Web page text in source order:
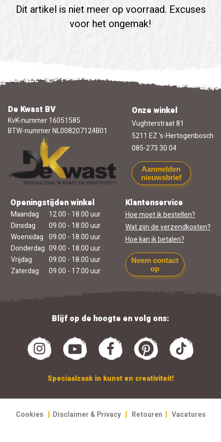
Dit artikel is niet meer op voorraad. Excuses
voor het ongemak!
De Kwast BV
KvK-nummer 16051585
BTW-nummer NL008207124B01
Onze winkel
Vughterstraat 81
5211 EZ 's-Hertogenbosch
085-273 30 04
Aanmelden
nieuwsbrief
Openingstijden winkel
Maandag
12.00 - 18.00 uur
Dinsdag
09.00 - 18.00 uur
Woensdag 09.00 - 18.00 uur
Donderdag 09.00 - 18.00 uur
Vrijdag
09.00 - 18.00 uur
Zaterdag
09.00 - 17.00 uur
Klantenservice
Hoe moet ik bestellen?
Wat zijn de verzendkosten?
Hoe kan ik betalen?
Neem contact
op
Blijf op de hoogte en volg ons:
Speciaalzaak in kunst en creativiteit!
Cookies | Disclaimer & Privacy | Retouren | Vacatures